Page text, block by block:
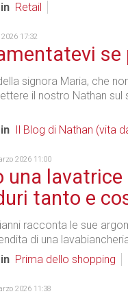
Retail
17:32
se
signora Maria, che
il nostro Nathan sul
Il Blog di Nathan (vita
2026 11:00
una
tanto e
racconta le sue
di una
Prima dello shopping
2026 11:38